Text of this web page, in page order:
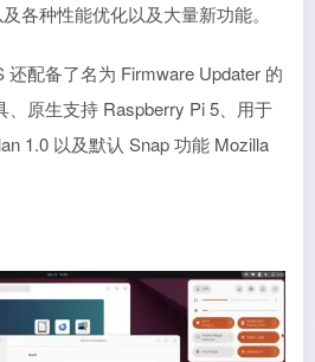
各种性能优化以及大量新功能。
还配备了名为 Firmware Updater 的
、原生支持 Raspberry Pi 5、用于
1.0 以及默认 Snap 功能 Mozilla